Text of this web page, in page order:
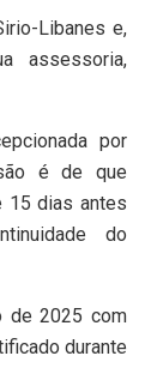
Libanes e,
assessoria,
por
é de que
15 dias antes
do
de 2025 com
durante